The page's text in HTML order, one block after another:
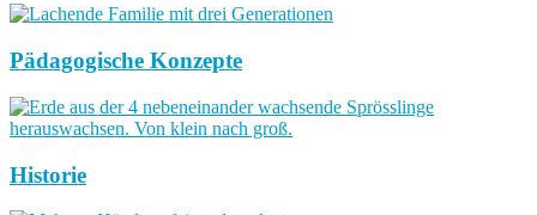
Pädagogische Konzepte
Historie